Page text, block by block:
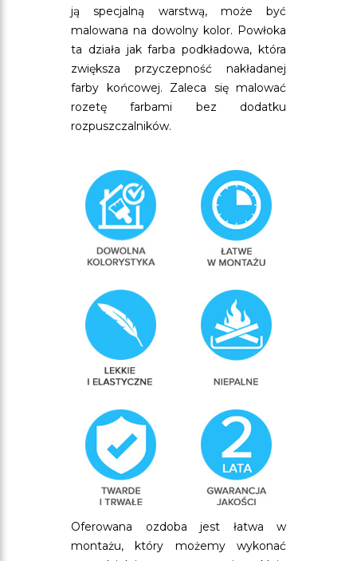
ją specjalną warstwą, może być
malowana na dowolny kolor. Powłoka
ta działa jak farba podkładowa, która
zwiększa przyczepność nakładanej
farby końcowej. Zaleca się malować
rozetę farbami bez dodatku
rozpuszczalników.
Oferowana ozdoba jest łatwa w
montażu, który możemy wykonać